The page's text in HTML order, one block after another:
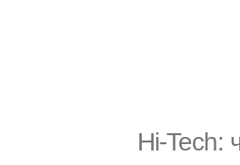
Hi-Tech: